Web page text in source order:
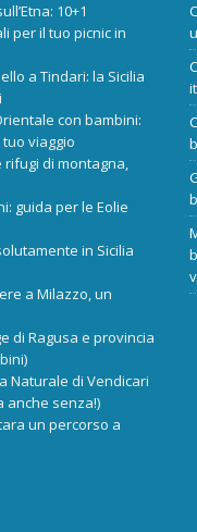
10+1
per il tuo picnic in
a Tindari: la Sicilia
con bambini:
viaggio
rifugi di montagna,
guida per le Eolie
in Sicilia
a Milazzo, un
di Ragusa e provincia
Naturale di Vendicari
anche senza!)
un percorso a